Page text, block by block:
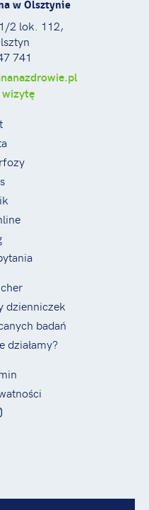
w Olsztynie
2 lok. 112,
741
dzienniczek
badań
działamy?